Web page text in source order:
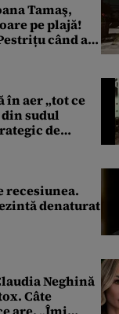
Tamaş,
pe plajă!
când a
aer „tot ce
din sudul
de
recesiunea.
denaturat
Neghină
Câte